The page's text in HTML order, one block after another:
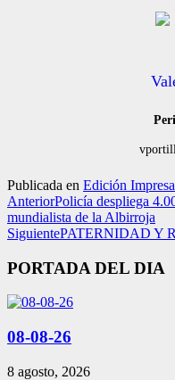
Publicada en Edición Impresa
AnteriorPolicía despliega
mundialista de la Albirroja
SiguientePATERNIDAD Y
PORTADA DEL DIA
08-08-26
8 agosto, 2026